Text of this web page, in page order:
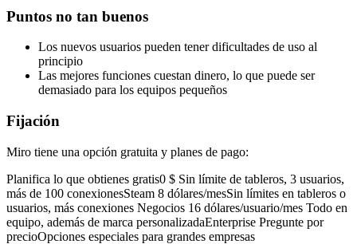
Puntos no tan buenos
Los nuevos usuarios pueden tener dificultades de uso al
principio
Las mejores funciones cuestan dinero, lo que puede ser
demasiado para los equipos pequeños
Fijación
Miro tiene una opción gratuita y planes de pago:
Planifica lo que obtienes gratis0 $ Sin límite de tableros, 3 usuarios,
más de 100 conexionesSteam 8 dólares/mesSin límites en tableros o
usuarios, más conexiones Negocios 16 dólares/usuario/mes Todo en
equipo, además de marca personalizadaEnterprise Pregunte por
precioOpciones especiales para grandes empresas